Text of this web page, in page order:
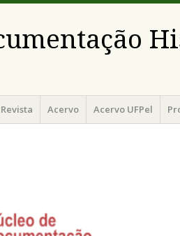
Acervo Acervo UFPel